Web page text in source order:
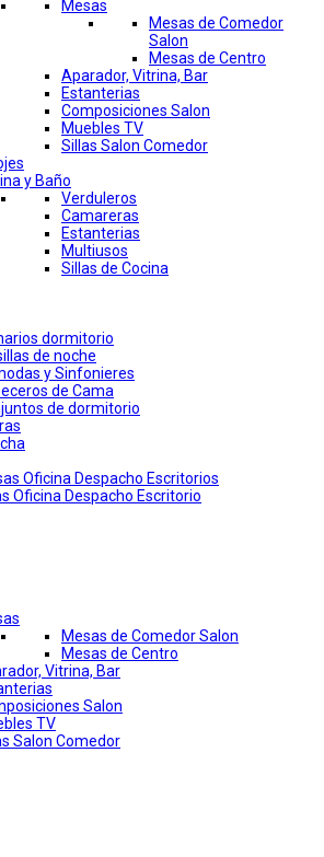
Mesas
Mesas de Comedor
Salon
Mesas de Centro
Aparador, Vitrina, Bar
Estanterias
Composiciones Salon
Muebles TV
Sillas Salon Comedor
y Baño
Verduleros
Camareras
Estanterias
Multiusos
Sillas de Cocina
dormitorio
de noche
y Sinfonieres
de Cama
de dormitorio
Oficina Despacho Escritorios
Oficina Despacho Escritorio
Mesas de Comedor Salon
Mesas de Centro
Vitrina, Bar
Salon
TV
Salon Comedor